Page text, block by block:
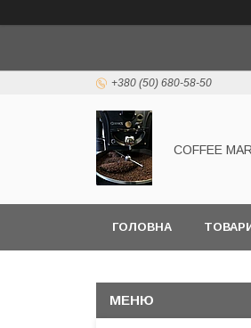
+380 (50) 680-58-50
COFFEE
ГОЛОВНА